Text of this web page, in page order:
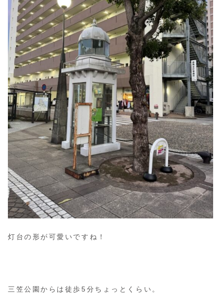
灯台の形が可愛いですね！
三笠公園からは徒歩5分ちょっとくらい。